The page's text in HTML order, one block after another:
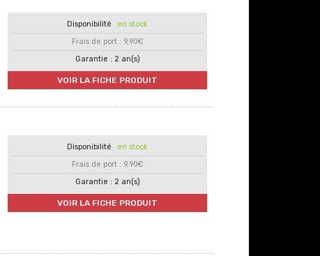
en stock
Frais de port : 9,90€
Garantie : 2 an(s)
VOIR LA FICHE PRODUIT
en stock
Frais de port : 9,90€
Garantie : 2 an(s)
VOIR LA FICHE PRODUIT